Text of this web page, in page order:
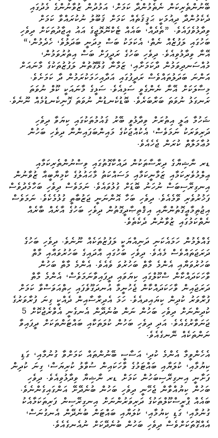
ބޭނުންތެރިކަން ނެތެމުންދާ ކަމަށް، އަމުދުން ޒުވާނުންގެ މެދުގައި
ދެކެމުންދާ ދިއުމަކީ ޙަޤީޤަތެއް ކަމަށް ޤަބޫލު ނުކުރައްވާ ކަމަށް
ވިދާޅުވެފައެވެ. ”ތެދެއް، ބައެއް ޓެކްނޮލޮޖީގެ އައު އީޖާދުތަކަށް ދިވެހި
ބަހުގައި ލަފުޒެެއް ނެތް، އެކަމަކު ބަސް މިދަނީ ބަދަލުވެ، ހެދެމުން،“
އޭނާ ވިދާޅުވިއެވެ. ދިވެހި ބަހުގެ ރަދީފަށް ބަސް އިތުރުވަމުން،
މުއްސަނދިވަމުން ދާކަމަށާއި، ޒަމާނާ ގުޅޭގޮތުން ލަފުޒުތަކުގެ މާނައަށް
އަަންނަ ބަދަލުތައްވެސް ރަދީފުގައި އަދާއިހަމަކުރަމުން ދާ ކަމަށެވެ.
މިސާލަކަށް އޭނާ ނެންގެވީ ސަޅިއެވެ. ސަޅީގެ މާނައަކީ ކޫލް ނުވަތަ
ރަނގަޅު ނުވަތަ ބަރާބަރެވެ. ބޮޑުކެނޑުން ނުވަތަ ފޮނިކެނޑުމެއް ނޫނެވެ.
ޝަހުމާ ޢަލީ އިތުރަށް ވިދާޅުވީ ބޭރު ޤައުމުތަކުގައި ކިޔަވާ ދިވެހި
ދަރިވަރަކު ނަމަވެސް، އެކުއްޖަކުގެ މައިންބަފައިންނާ ދިވެހި ބަހުން
މުޢާމަލާތް ކުރަން ޖެހެއެވެ.
ޑރ ނާޝިޔާގެ ދިރާސާތަކުން ދައްކާގޮތުގައި ވިސްނުންތެރިކަމާއި
ޢިލްމުވެރިކަމާއި ޒަމާނީކަމާއި މަސައްކަތު މާޙައުލުގެ ކާމިޔާބީއާ ޒުވާނުން
އިނގިރޭސިބަސް ނުހަނު ބޮޑަށް ގުޅުވައެވެ. ނަމަވެސް ދިވެހި ބަހާމެދުވެސް
ފަޚުރުވެރި ވޭމެއެވެ. ދިވެހި ބަހާ އޮންނަނީ ޖަޒުބާތީ ގުޅުމެކެވެ. ނަމަވެސް
އިޖުތިމާޢީގޮތުންނާއި އިޤްތިޞާދީގޮތުން ދިވެހި ބަހުގެ އާރެއް ބާރެއް
ނެތްކަމުގައި ޒުވާނުން ދެކެތެވެ.
ގެއްލެމުން ހަމައެކަނި ދަނިއްޔަކީ ލަފުޒުތަކެއް ނޫނެވެ. ދިވެހި ބަހުގެ
ދަރަޖަތައްވެސް މެއެވެ. ދިވެހި ބަހުގައި އާދައިގެ ބަހުރުވައާއި މާތް
ބަހުރުވަޔާއި އެންމެ މާތް ބަހުރުވަ ވެއެވެ. އެންމެ މާތް ބަހުން
ވާހަކަދައްކާން ސްކޫލްގައި ކިޔަވައި ދީފައިވާނަމަވެސް، އެންމެ މާތް
ދަރަޖައިން ވާހަކަދައްކާން ޖެހުނީމާ އުނދަގޫވެފައި ހިތްއަވަސްވާ ކަމަށް
ފުރާވަރު ކުދިން ކިޔައިދއެވެ. ހަމަ އެދިރާސާއިން ދެއްކީ ގިނަ ފުރާވަރުގެ
ކުދިންނަށް ދިވެހި ބަހުން ނަން ބުނެދޭން އެނގެނީ އެވްރެޖުކޮށް 5
ޖަނަވާރުގެއެވެ. އަދި ދިވެހި ބަހުން ކުލަތަކާއި ބައްޓަންތަކަށް ދީފައިވާ
ނަންތަކެއް ނޭނގެއެވެ.
އެހެންވީމާ އެންމެ ކުދި، އަސާސީ ބޭނުންތައް ކަމަށްވާ ގުނުމާއި، ގަޑި
ކިޔުމާއި، ކުލަޔާއި ބައްޓަމުގެ ވާހަކައިން ސުވާލު ކުރިޔަސް، ގިނަ ކުދިން
ފަށާނީ އިނގިރޭސިބަހުން ކަމަށް ޑރ ނާޝިޔާ ވިދާޅުވިއެވެ. ދިވެހި
ބަހުން ކިޔުއްވާން ޖެހޭނީ ދިވެހި ބަހުން ބުނެދޭށޭ އަންގައިގެންނެވެ.
ބައެއް ޕްރީސްކޫލްތަކުގެ ދަރިވަރުންނަށް އިނގިރޭސިން ފަރިތަކަމާއެކު
ގުނުމާއި، ގަޑި ކިޔުމާއި، ކުލަޔާއި ބައްޓަން ބުނެދޭން އެނގުނަސް،
އެއްގޮތަަކަށްވެސް ދިވެހި ބަހުން ބުނެދޭކަށް ނުއެނގެއެވެ.